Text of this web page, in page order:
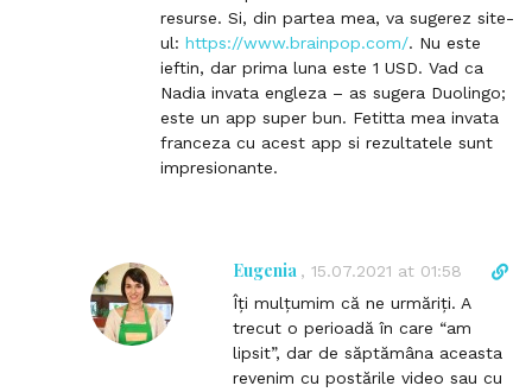
k
o
resurse. Si, din partea mea, va sugerez site-
ul: https://www.brainpop.com/. Nu este
ieftin, dar prima luna este 1 USD. Vad ca
Nadia invata engleza – as sugera Duolingo;
este un app super bun. Fetitta mea invata
franceza cu acest app si rezultatele sunt
impresionante.
Eugenia , 15.07.2021 at 01:58
D
Îți mulțumim că ne urmăriți. A
trecut o perioadă în care “am
lipsit”, dar de săptămâna aceasta
revenim cu postările video sau cu